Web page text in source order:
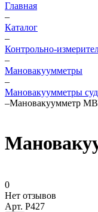
Главная
–
Каталог
–
Контрольно-
–
Мановакуумметры
–
Мановакуумметры
–Мановакуумметр
0
Нет отзывов
Арт. P427